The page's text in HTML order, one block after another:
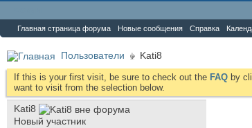
Главная страница форума Новые сообщения Справка
Пользователи Kati8
If this is your first visit, be sure to check out the FAQ by
want to visit from the selection below.
Kati8
Новый участник